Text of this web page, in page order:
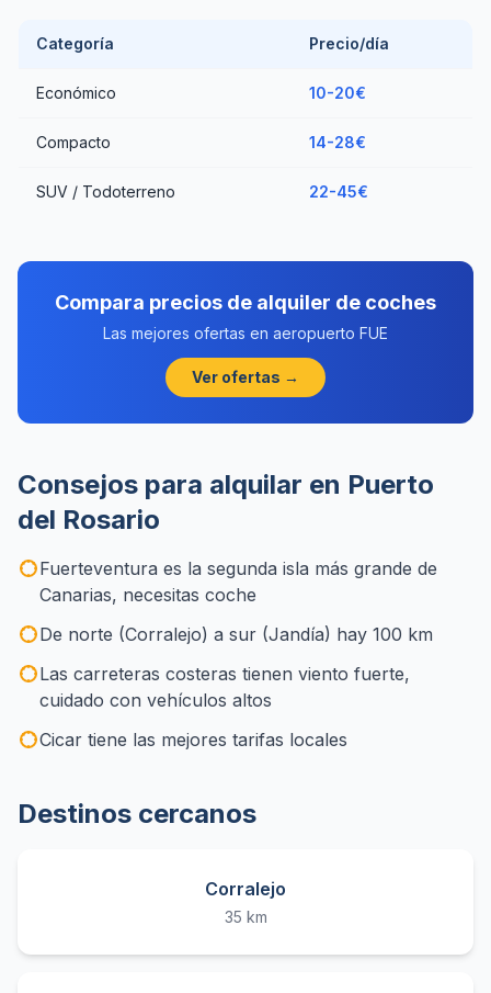
Categoría Precio/día
Económico 10-20€
Compacto 14-28€
SUV / Todoterreno 22-45€
Compara precios de alquiler de coches
Las mejores ofertas en aeropuerto FUE
Ver ofertas →
Consejos para alquilar en Puerto
del Rosario
Fuerteventura es la segunda isla más grande de
Canarias, necesitas coche
De norte (Corralejo) a sur (Jandía) hay 100 km
Las carreteras costeras tienen viento fuerte,
cuidado con vehículos altos
Cicar tiene las mejores tarifas locales
Destinos cercanos
Corralejo
35 km